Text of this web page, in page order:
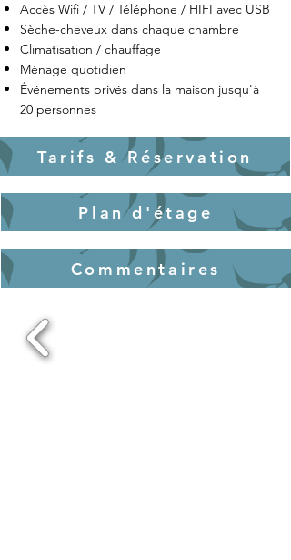
Accès Wifi / TV / Téléphone / HIFI avec USB
Sèche-cheveux dans chaque chambre
Climatisation / chauffage
Ménage quotidien
Événements privés dans la maison jusqu'à
20 personnes
Tarifs & Réservation
Plan d'étage
Commentaires